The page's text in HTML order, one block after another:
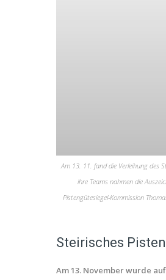
Am 13. 11. fand die Verleihung des
ihre Teams nahmen die
Pistengütesiegel-Kommission
Steirisches
Am 13. November wurde